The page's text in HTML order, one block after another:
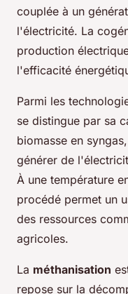
couplée à un
l'électricité. La
production
l'efficacité
Parmi les
se distingue par sa
biomasse en
générer de
À une température
procédé permet un
des ressources
agricoles.
La méthanisation
repose sur la